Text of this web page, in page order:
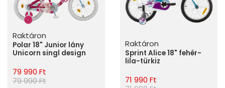
Raktáron
Polar 18" Junior lány
Unicorn singl design
79 990 Ft
79 990 Ft
Raktáron
Sprint Alice 18" fehér-
lila-türkiz
71 990 Ft